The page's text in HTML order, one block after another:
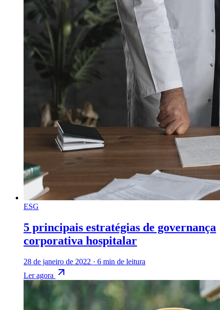
ESG
5 principais estratégias de governança
corporativa hospitalar
28 de janeiro de 2022 · 6 min de leitura
Ler agora